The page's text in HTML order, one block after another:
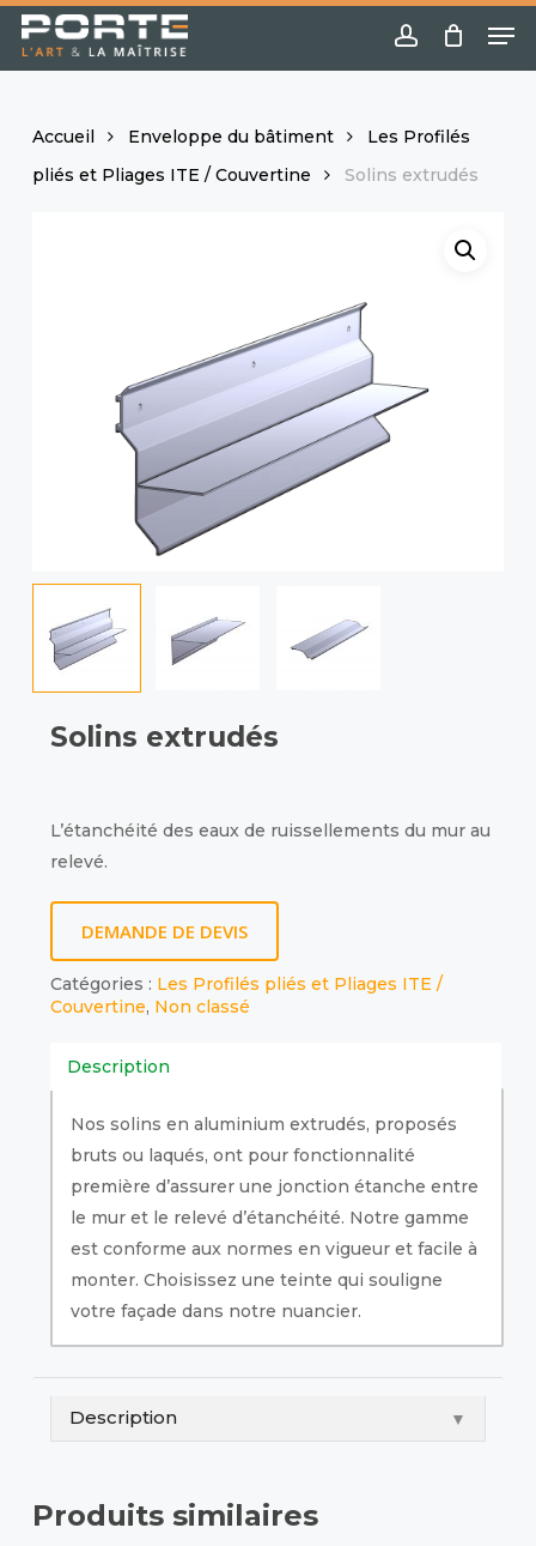
Skip
main
account
Accueil Enveloppe du bâtiment
Les Profilés
pliés et Pliages ITE / Couvertine
Solins extrudés
Solins extrudés
L’étanchéité des eaux de ruissellements du mur au
relevé.
DEMANDE DE DEVIS
Catégories : Les Profilés pliés et Pliages ITE /
Couvertine, Non classé
Description
Nos solins en aluminium extrudés, proposés
bruts ou laqués, ont pour fonctionnalité
première d’assurer une jonction étanche entre
le mur et le relevé d’étanchéité. Notre gamme
est conforme aux normes en vigueur et facile à
monter. Choisissez une teinte qui souligne
votre façade dans notre nuancier.
Description ▼
Produits similaires